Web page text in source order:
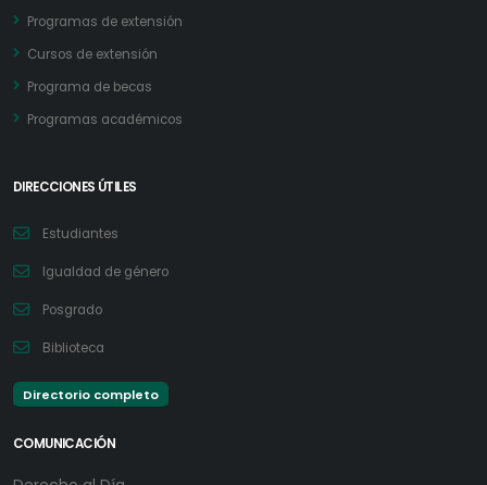
Programas de extensión
Cursos de extensión
Programa de becas
Programas académicos
DIRECCIONES ÚTILES
Estudiantes
Igualdad de género
Posgrado
Biblioteca
Directorio completo
COMUNICACIÓN